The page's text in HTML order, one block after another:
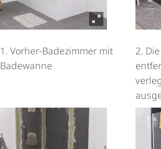
1. Vorher-Badezimmer mit
Badewanne
2.